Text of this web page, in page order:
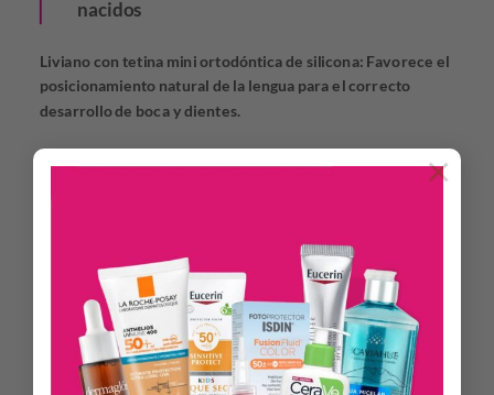
×
nacidos
Liviano con tetina mini ortodóntica de silicona: Favorece el
posicionamiento natural de la lengua para el correcto
desarrollo de boca y dientes.
Tetina “efecto mamá”.
Diseñado de acuerdo a la boca del bebé. Es más pequeño y
ergonómico en su carita, ideal para el recién nacido.
desarrollo correcto de la boca y, favorece la respiración
fisiológica del bebé, fundamental para el crecimiento.
Diseño ergonómico: Deja libre nariz y barbilla. Con
orificios de ventilación para evitar irritaciones.
Fácil de agarrar gracias a la forma del botón.